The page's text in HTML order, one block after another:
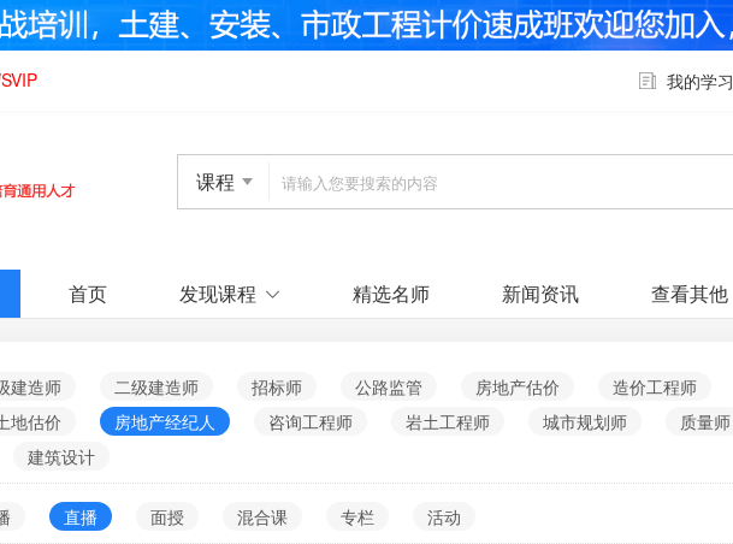
我的学习
课程
首页 发现课程 精选名师 新闻资讯 查看其他
建造师 二级建造师 招标师 公路监管 房地产估价 造价工程师
地估价 房地产经纪人 咨询工程师 岩土工程师 城市规划师 质量师
建筑设计
直播 面授 混合课 专栏 活动